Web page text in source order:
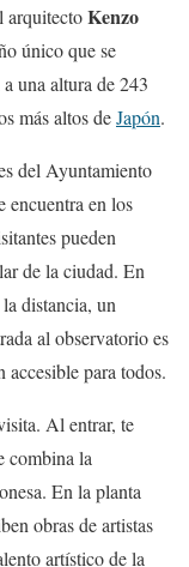
arquitectoKenzo
único que se
una altura de 243
más altos deJapón.
del Ayuntamiento
encuentra en los
pueden
de la ciudad. En
distancia, un
al observatorio es
para todos.
Al entrar, te
combina la
En la planta
obras de artistas
artístico de la